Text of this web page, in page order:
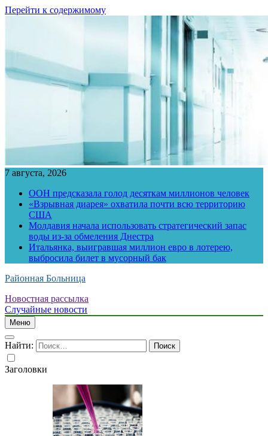
Перейти к содержимому
7 августа, 2026
ООН предсказала голод десяткам миллионов человек
«Взрывная диарея» охватила почти всю территорию
США
Молдавия начала использовать стратегический запас
воды из-за обмеления Днестра
Итальянка, выигравшая миллион евро в лотерею,
выбросила билет в мусорный бак
Районная Больница
Новостная рассылка
Случайные новости
Меню
Найти:
Заголовки